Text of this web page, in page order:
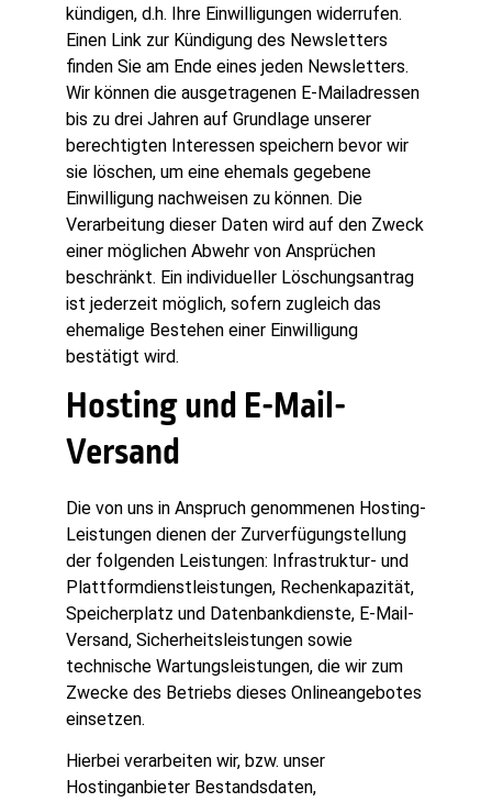
kündigen, d.h. Ihre Einwilligungen widerrufen.
Einen Link zur Kündigung des Newsletters
finden Sie am Ende eines jeden Newsletters.
Wir können die ausgetragenen E-Mailadressen
bis zu drei Jahren auf Grundlage unserer
berechtigten Interessen speichern bevor wir
sie löschen, um eine ehemals gegebene
Einwilligung nachweisen zu können. Die
Verarbeitung dieser Daten wird auf den Zweck
einer möglichen Abwehr von Ansprüchen
beschränkt. Ein individueller Löschungsantrag
ist jederzeit möglich, sofern zugleich das
ehemalige Bestehen einer Einwilligung
bestätigt wird.
Hosting und E-Mail-
Versand
Die von uns in Anspruch genommenen Hosting-
Leistungen dienen der Zurverfügungstellung
der folgenden Leistungen: Infrastruktur- und
Plattformdienstleistungen, Rechenkapazität,
Speicherplatz und Datenbankdienste, E-Mail-
Versand, Sicherheitsleistungen sowie
technische Wartungsleistungen, die wir zum
Zwecke des Betriebs dieses Onlineangebotes
einsetzen.
Hierbei verarbeiten wir, bzw. unser
Hostinganbieter Bestandsdaten,